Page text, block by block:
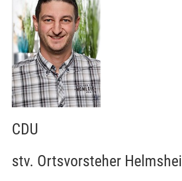
CDU
stv. Ortsvorsteher